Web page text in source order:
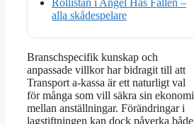
Rollistan i Angel Has Fallen –
alla skådespelare
Branschspecifik kunskap och
anpassade villkor har bidragit till att
Transport a-kassa är ett naturligt val
för många som vill säkra sin ekonomi
mellan anställningar. Förändringar i
lagstiftningen kan dock påverka både